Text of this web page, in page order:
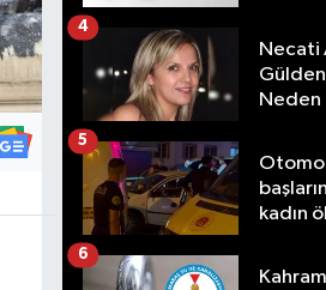
Necati
Neden
4
kadın
5
6